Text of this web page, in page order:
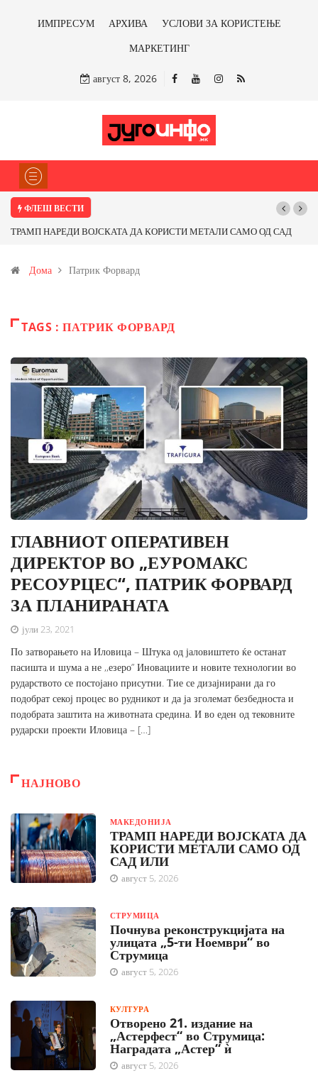
ИМПРЕСУМ АРХИВА
УСЛОВИ ЗА КОРИСТЕЊЕ
МАРКЕТИНГ
август 8, 2026
ФЛЕШ ВЕСТИ
ТРАМП НАРЕДИ ВОЈСКАТА ДА КОРИСТИ МЕТАЛИ САМО ОД САД
Иловица и со антимонот?
Дома Патрик Форвард
TAGS : ПАТРИК ФОРВАРД
ГЛАВНИОТ ОПЕРАТИВЕН
ДИРЕКТОР ВО „ЕУРОМАКС
РЕСОУРЦЕС“, ПАТРИК ФОРВАРД
ЗА ПЛАНИРАНАТА
јули 23, 2021
По затворањето на Иловица – Штука од јаловиштето ќе останат
пасишта и шума а не ,,езеро” Иновациите и новите технологии во
рударството се постојано присутни. Тие се дизајнирани да го
подобрат секој процес во рудникот и да ја зголемат безбедноста и
подобрата заштита на животната средина. И во еден од тековните
рударски проекти Иловица – […]
НАЈНОВО
МАКЕДОНИЈА
ТРАМП НАРЕДИ ВОЈСКАТА ДА
КОРИСТИ МЕТАЛИ САМО ОД
САД ИЛИ
август 5, 2026
СТРУМИЦА
Почнува реконструкцијата на
улицата „5-ти Ноември“ во
Струмица
август 5, 2026
КУЛТУРА
Отворено 21. издание на
„Астерфест“ во Струмица:
Наградата „Астер“ ѝ
август 5, 2026